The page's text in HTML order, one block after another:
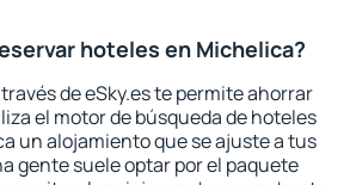
hoteles en Michelica?
de eSky.es te permite ahorrar
el motor de búsqueda de hoteles
un alojamiento que se ajuste a tus
gente suele optar por el paquete